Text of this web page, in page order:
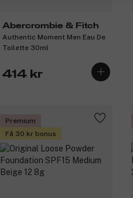
Abercrombie & Fitch
Authentic Moment Men Eau De
Toilette 30ml
414 kr
Premium
Få 30 kr bonus